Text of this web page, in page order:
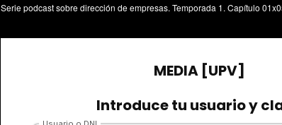
Serie podcast sobre dirección de empresas. Temporada 1. Capítulo